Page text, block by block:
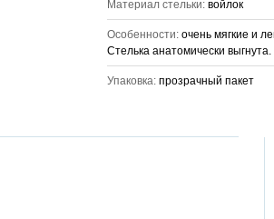
Материал стельки: войлок
Особенности: очень мягкие и
Стелька анатомически выгнута.
Упаковка: прозрачный пакет